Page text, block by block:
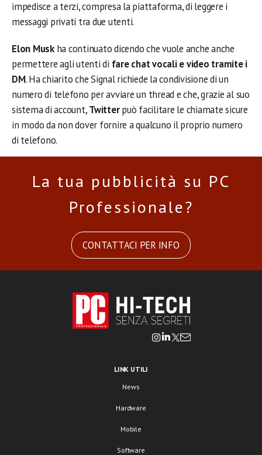
impedisce a terzi, compresa la piattaforma, di leggere i
messaggi privati tra due utenti.
Elon Muskha continuato dicendo che vuole anche anche
permettere agli utenti di fare chat vocali e video tramite i
DM. Ha chiarito che Signal richiede la condivisione di un
numero di telefono per avviare un thread e che, grazie al suo
sistema di account,Twitterpuò facilitare le chiamate sicure
in modo da non dover fornire a qualcuno il proprio numero
di telefono.
La tua pubblicità su PC
Professionale?
CONTATTACI PER INFO
LINK UTILI
News
Hardware
Mobile
Software